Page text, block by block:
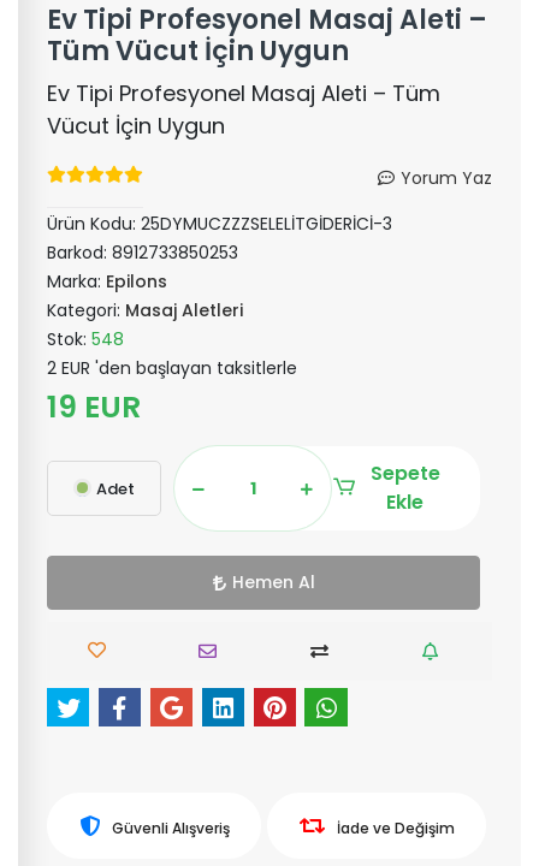
Ev Tipi Profesyonel Masaj Aleti –
Tüm Vücut İçin Uygun
Ev Tipi Profesyonel Masaj Aleti – Tüm
Vücut İçin Uygun
Yorum Yaz
Ürün Kodu: 25DYMUCZZZSELELİTGİDERİCİ-3
Barkod: 8912733850253
Marka: Epilons
Kategori: Masaj Aletleri
Stok: 548
2 EUR 'den başlayan taksitlerle
19 EUR
Adet
Sepete
Ekle
Hemen Al
Güvenli Alışveriş İade ve Değişim